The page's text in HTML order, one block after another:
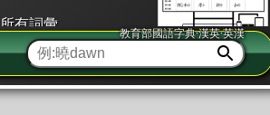
有詞彙。
也支援查詢「同注音」或「同筆畫」。
可瞬間「連續查詢」此字詞的解釋，不
教育部國語字典·漢英·英漢